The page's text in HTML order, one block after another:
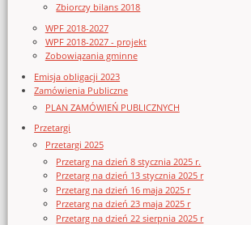
Zbiorczy bilans 2018
WPF 2018-2027
WPF 2018-2027 - projekt
Zobowiązania gminne
Emisja obligacji 2023
Zamówienia Publiczne
PLAN ZAMÓWIEŃ PUBLICZNYCH
Przetargi
Przetargi 2025
Przetarg na dzień 8 stycznia 2025 r.
Przetarg na dzień 13 stycznia 2025 r
Przetarg na dzień 16 maja 2025 r
Przetarg na dzień 23 maja 2025 r
Przetarg na dzień 22 sierpnia 2025 r